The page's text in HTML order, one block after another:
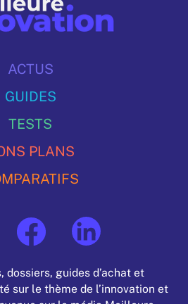
ACTUS
GUIDES
TESTS
PLANS
guides d’achat et
sur le thème de l’innovation et